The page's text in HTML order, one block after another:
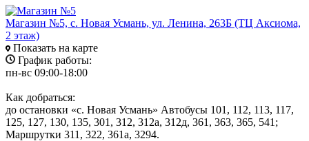
Магазин №5, с. Новая Усмань, ул. Ленина, 263Б (ТЦ Аксиома,
2 этаж)
Показать на карте
График работы:
пн-вс 09:00-18:00
Как добраться:
до остановки «с. Новая Усмань» Автобусы 101, 112, 113, 117,
125, 127, 130, 135, 301, 312, 312а, 312д, 361, 363, 365, 541;
Маршрутки 311, 322, 361а, 3294.